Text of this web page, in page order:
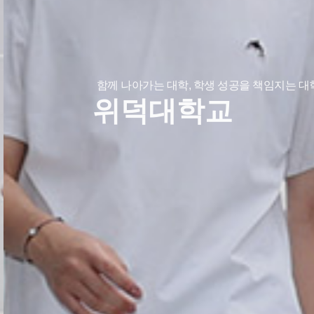
함께 나아가는 대학, 학생 성공을 책임지는 대
위덕대학교